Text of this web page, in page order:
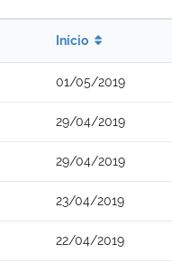
Início
01/05/2019
29/04/2019
29/04/2019
23/04/2019
22/04/2019